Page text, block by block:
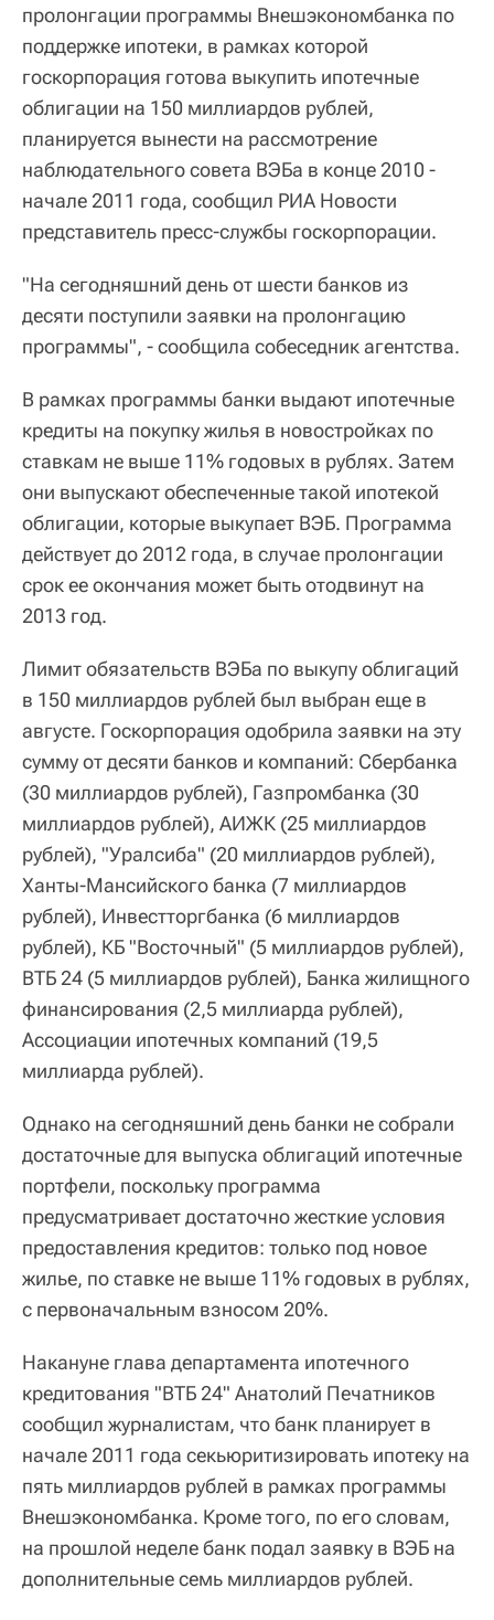
пролонгации программы Внешэкономбанка по
поддержке ипотеки, в рамках которой
госкорпорация готова выкупить ипотечные
облигации на 150 миллиардов рублей,
планируется вынести на рассмотрение
наблюдательного совета ВЭБа в конце 2010 -
начале 2011 года, сообщил РИА Новости
представитель пресс-службы госкорпорации.
"На сегодняшний день от шести банков из
десяти поступили заявки на пролонгацию
программы", - сообщила собеседник агентства.
В рамках программы банки выдают ипотечные
кредиты на покупку жилья в новостройках по
ставкам не выше 11% годовых в рублях. Затем
они выпускают обеспеченные такой ипотекой
облигации, которые выкупает ВЭБ. Программа
действует до 2012 года, в случае пролонгации
срок ее окончания может быть отодвинут на
2013 год.
Лимит обязательств ВЭБа по выкупу облигаций
в 150 миллиардов рублей был выбран еще в
августе. Госкорпорация одобрила заявки на эту
сумму от десяти банков и компаний: Сбербанка
(30 миллиардов рублей), Газпромбанка (30
миллиардов рублей), АИЖК (25 миллиардов
рублей), "Уралсиба" (20 миллиардов рублей),
Ханты-Мансийского банка (7 миллиардов
рублей), Инвестторгбанка (6 миллиардов
рублей), КБ "Восточный" (5 миллиардов рублей),
ВТБ 24 (5 миллиардов рублей), Банка жилищного
финансирования (2,5 миллиарда рублей),
Ассоциации ипотечных компаний (19,5
миллиарда рублей).
Однако на сегодняшний день банки не собрали
достаточные для выпуска облигаций ипотечные
портфели, поскольку программа
предусматривает достаточно жесткие условия
предоставления кредитов: только под новое
жилье, по ставке не выше 11% годовых в рублях,
с первоначальным взносом 20%.
Накануне глава департамента ипотечного
кредитования "ВТБ 24" Анатолий Печатников
сообщил журналистам, что банк планирует в
начале 2011 года секьюритизировать ипотеку на
пять миллиардов рублей в рамках программы
Внешэкономбанка. Кроме того, по его словам,
на прошлой неделе банк подал заявку в ВЭБ на
дополнительные семь миллиардов рублей.